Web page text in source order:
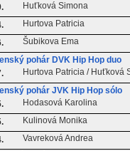
Huťková Simona
Hurtova Patricia
Šubikova Ema
pohár DVK Hip Hop duo
Hurtova Patricia / Huťková
pohár JVK Hip Hop sólo
Hodasová Karolina
Kulinová Monika
Vavreková Andrea